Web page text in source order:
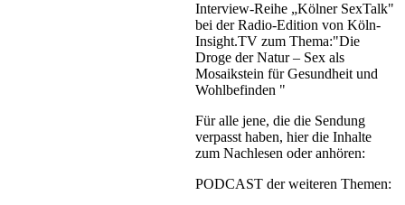
Interview-Reihe „Kölner SexTalk"
bei der Radio-Edition von Köln-
Insight.TV zum Thema:"Die
Droge der Natur – Sex als
Mosaikstein für Gesundheit und
Wohlbefinden "
Für alle jene, die die Sendung
verpasst haben, hier die Inhalte
zum Nachlesen oder anhören:
PODCAST der weiteren Themen: